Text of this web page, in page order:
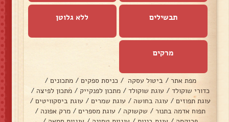
תבשילים ללא גלוטן
מרקים
מפת אתר / ביטול עסקה / כניסת ספקים / מתכונים /
כדורי שוקולד / עוגת שוקולד / מתכון לפנקייק / מתכון לפיצה /
עוגת תפוזים / עוגה בחושה / עוגת שמרים / עוגת ביסקוויטים /
תפוח אדמה בתנור / שקשוקה / עוגת מספרים / מרק אפונה /